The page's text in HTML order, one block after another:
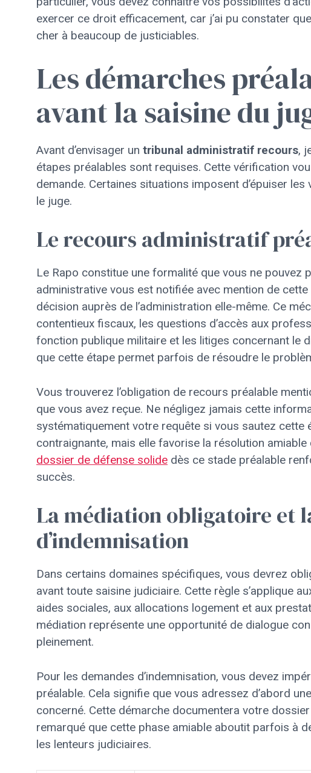
exercer ce droit efficacement, car j’ai pu constater
cher à beaucoup de justiciables.
Les démarches
avant la saisine du
Avant d’envisager un tribunal administratif recours,
étapes préalables sont requises. Cette vérification
demande. Certaines situations imposent d’épuiser
le juge.
Le recours administratif
Le Rapo constitue une formalité que vous ne pouvez
administrative vous est notifiée avec mention de
décision auprès de l’administration elle-même. Ce
contentieux fiscaux, les questions d’accès aux
fonction publique militaire et les litiges concernant le
que cette étape permet parfois de résoudre le
Vous trouverez l’obligation de recours préalable
que vous avez reçue. Ne négligez jamais cette
systématiquement votre requête si vous sautez cette
contraignante, mais elle favorise la résolution
dossier de défense solide dès ce stade préalable
succès.
La médiation obligatoire et
d’indemnisation
Dans certains domaines spécifiques, vous devrez
avant toute saisine judiciaire. Cette règle s’applique
aides sociales, aux allocations logement et aux
médiation représente une opportunité de dialogue
pleinement.
Pour les demandes d’indemnisation, vous devez
préalable. Cela signifie que vous adressez d’abord
concerné. Cette démarche documentera votre
remarqué que cette phase amiable aboutit parfois à
les lenteurs judiciaires.